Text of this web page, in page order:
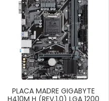
PLACA MADRE GIGABYTE